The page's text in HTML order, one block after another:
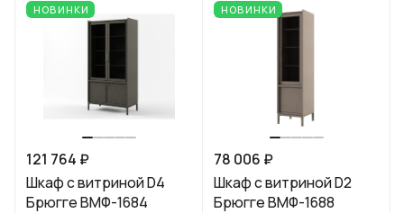
НОВИНКИ
121 764 ₽
Шкаф с витриной D4
Брюгге ВМФ-1684
НОВИНКИ
78 006 ₽
Шкаф с витриной D2
Брюгге ВМФ-1688